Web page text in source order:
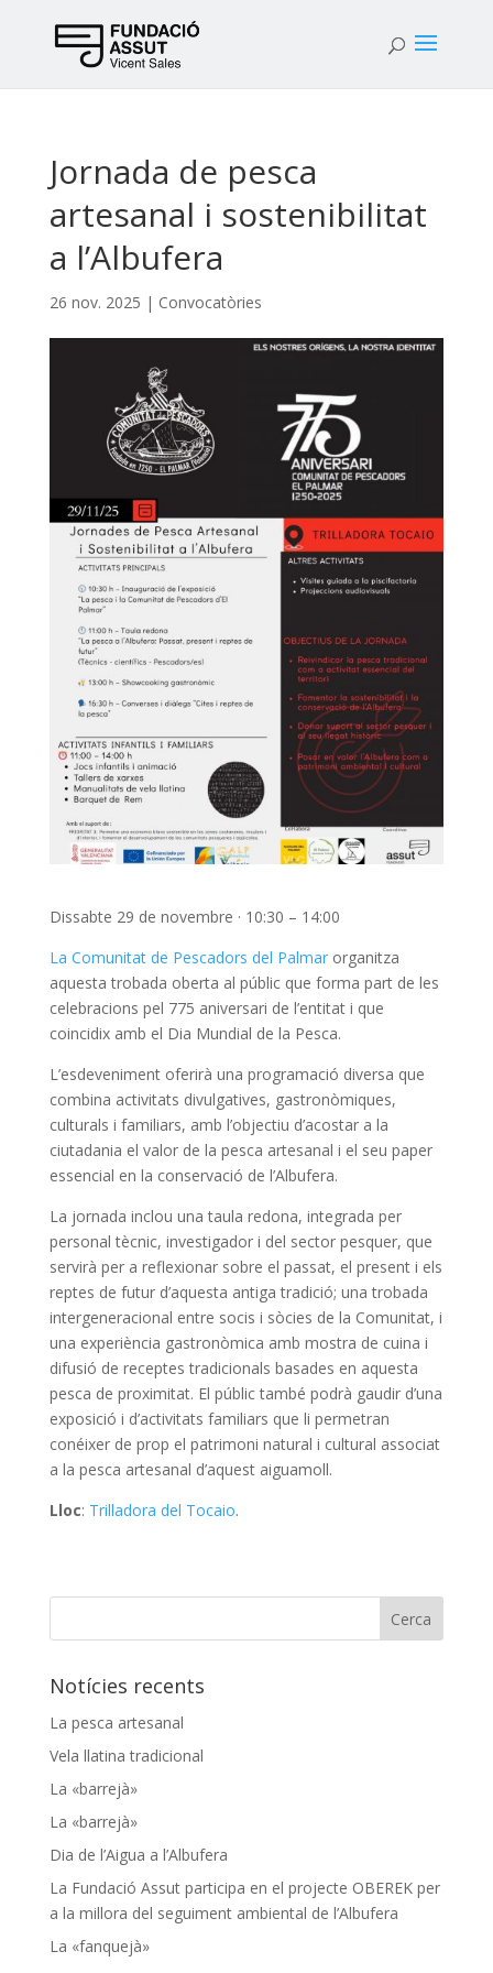
Jornada de pesca
artesanal i sostenibilitat
a l’Albufera
26 nov. 2025 | Convocatòries
Dissabte 29 de novembre · 10:30 – 14:00
La Comunitat de Pescadors del Palmarorganitza
aquesta trobada oberta al públic que forma part de les
celebracions pel 775 aniversari de l’entitat i que
coincidix amb el Dia Mundial de la Pesca.
L’esdeveniment oferirà una programació diversa que
combina activitats divulgatives, gastronòmiques,
culturals i familiars, amb l’objectiu d’acostar a la
ciutadania el valor de la pesca artesanal i el seu paper
essencial en la conservació de l’Albufera.
La jornada inclou una taula redona, integrada per
personal tècnic, investigador i del sector pesquer, que
servirà per a reflexionar sobre el passat, el present i els
reptes de futur d’aquesta antiga tradició; una trobada
intergeneracional entre socis i sòcies de la Comunitat, i
una experiència gastronòmica amb mostra de cuina i
difusió de receptes tradicionals basades en aquesta
pesca de proximitat. El públic també podrà gaudir d’una
exposició i d’activitats familiars que li permetran
conéixer de prop el patrimoni natural i cultural associat
a la pesca artesanal d’aquest aiguamoll.
Lloc: Trilladora del Tocaio.
Notícies recents
La pesca artesanal
Vela llatina tradicional
La «barrejà»
La «barrejà»
Dia de l’Aigua a l’Albufera
La Fundació Assut participa en el projecte OBEREK per
a la millora del seguiment ambiental de l’Albufera
La «fanquejà»